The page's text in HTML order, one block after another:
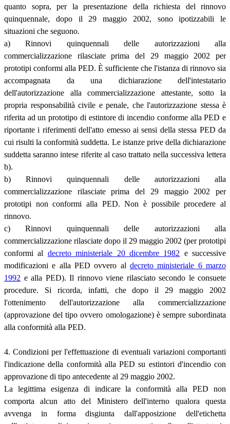
quanto sopra, per la presentazione della richiesta del rinnovo
quinquennale, dopo il 29 maggio 2002, sono ipotizzabili le
situazioni che seguono.
a) Rinnovi quinquennali delle autorizzazioni alla
commercializzazione rilasciate prima del 29 maggio 2002 per
prototipi conformi alla PED. È sufficiente che l'istanza di rinnovo sia
accompagnata da una dichiarazione dell'intestatario
dell'autorizzazione alla commercializzazione attestante, sotto la
propria responsabilità civile e penale, che l'autorizzazione stessa è
riferita ad un prototipo di estintore di incendio conforme alla PED e
riportante i riferimenti dell'atto emesso ai sensi della stessa PED da
cui risulti la conformità suddetta. Le istanze prive della dichiarazione
suddetta saranno intese riferite al caso trattato nella successiva lettera
b).
b) Rinnovi quinquennali delle autorizzazioni alla
commercializzazione rilasciate prima del 29 maggio 2002 per
prototipi non conformi alla PED. Non è possibile procedere al
rinnovo.
c) Rinnovi quinquennali delle autorizzazioni alla
commercializzazione rilasciate dopo il 29 maggio 2002 (per prototipi
conformi al decreto ministeriale 20 dicembre 1982 e successive
modificazioni e alla PED ovvero al decreto ministeriale 6 marzo
1992 e alla PED). Il rinnovo viene rilasciato secondo le consuete
procedure. Si ricorda, infatti, che dopo il 29 maggio 2002
l'ottenimento dell'autorizzazione alla commercializzazione
(approvazione del tipo ovvero omologazione) è sempre subordinata
alla conformità alla PED.
4. Condizioni per l'effettuazione di eventuali variazioni comportanti
l'indicazione della conformità alla PED su estintori d'incendio con
approvazione di tipo antecedente al 29 maggio 2002.
La legittima esigenza di indicare la conformità alla PED non
comporta alcun atto del Ministero dell'interno qualora questa
avvenga in forma disgiunta dall'apposizione dell'etichetta